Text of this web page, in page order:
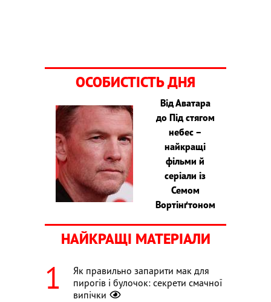
ОСОБИСТІСТЬ ДНЯ
Від Аватара
до Під стягом
небес –
найкращі
фільми й
серіали із
Семом
Вортінґтоном
НАЙКРАЩІ МАТЕРІАЛИ
Як правильно запарити мак для
пирогів і булочок: секрети смачної
випічки